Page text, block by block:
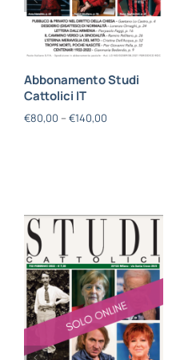
Abbonamento Studi
Cattolici IT
€80,00 – €140,00